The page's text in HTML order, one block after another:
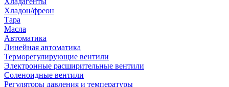
Хладон/фреон
Тара
Масла
Автоматика
Линейная автоматика
Терморегулирующие вентили
Электронные расширительные вентили
Соленоидные вентили
Регуляторы давления и температуры